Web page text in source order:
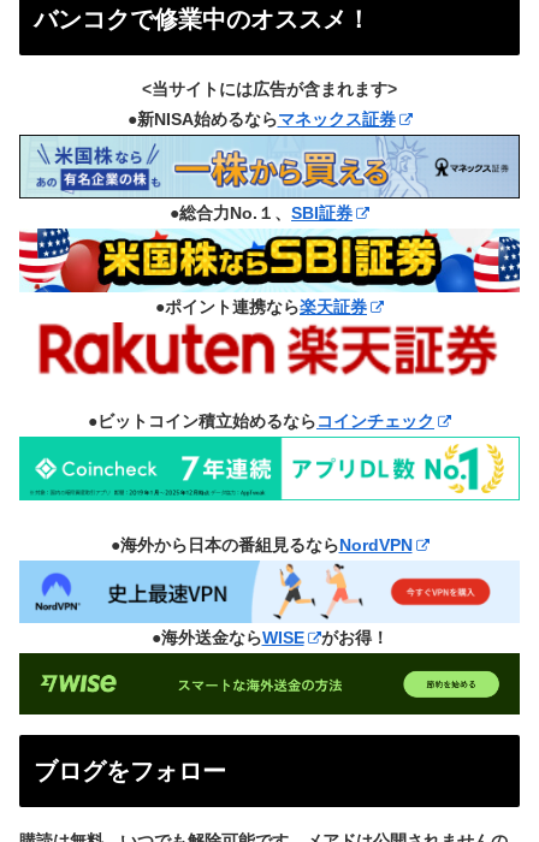
バンコクで修業中のオススメ！
<当サイトには広告が含まれます>
●新NISA始めるならマネックス証券
●総合力No.１、 SBI証券
●ポイント連携なら楽天証券
●ビットコイン積立始めるならコインチェック
●海外から日本の番組見るならNordVPN
●海外送金ならWISE がお得！
ブログをフォロー